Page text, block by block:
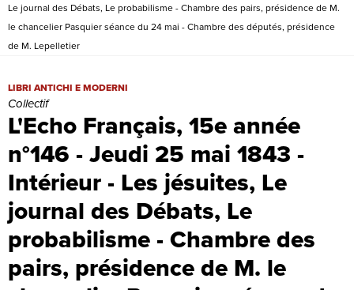
Le journal des Débats, Le probabilisme - Chambre des pairs, présidence de M.
le chancelier Pasquier séance du 24 mai - Chambre des députés, présidence
de M. Lepelletier
L'Echo Français, 15e année
n°146 - Jeudi 25 mai 1843 -
Intérieur - Les jésuites, Le
journal des Débats, Le
probabilisme - Chambre des
pairs, présidence de M. le
L'Echo Français, 15e année n°146 - Jeudi 25 mai 1843 - Intérieur
LIBRI ANTICHI E MODERNI
Collectif